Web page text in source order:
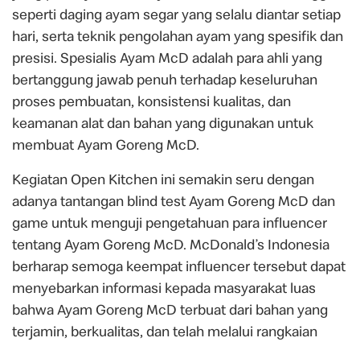
seperti daging ayam segar yang selalu diantar setiap
hari, serta teknik pengolahan ayam yang spesifik dan
presisi. Spesialis Ayam McD adalah para ahli yang
bertanggung jawab penuh terhadap keseluruhan
proses pembuatan, konsistensi kualitas, dan
keamanan alat dan bahan yang digunakan untuk
membuat Ayam Goreng McD.
Kegiatan Open Kitchen ini semakin seru dengan
adanya tantangan blind test Ayam Goreng McD dan
game untuk menguji pengetahuan para influencer
tentang Ayam Goreng McD. McDonald’s Indonesia
berharap semoga keempat influencer tersebut dapat
menyebarkan informasi kepada masyarakat luas
bahwa Ayam Goreng McD terbuat dari bahan yang
terjamin, berkualitas, dan telah melalui rangkaian